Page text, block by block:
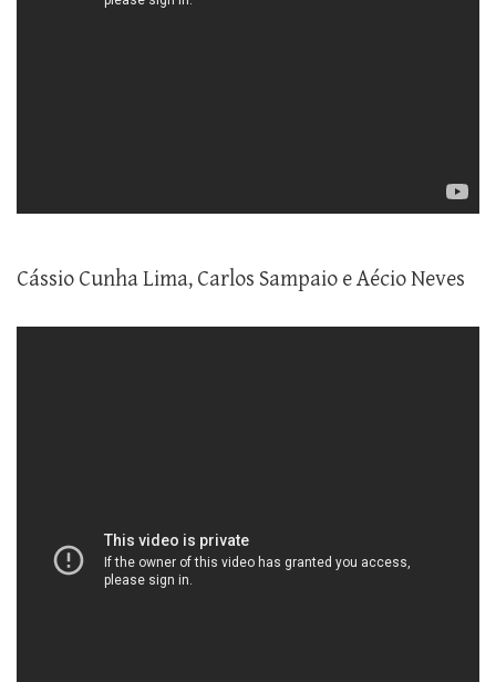
Cássio Cunha Lima, Carlos Sampaio e Aécio Neves